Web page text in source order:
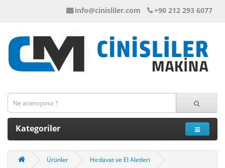
info@cinisliler.com +90 212 293 6077
Kategoriler
Ürünler Hırdavat ve El Aletleri